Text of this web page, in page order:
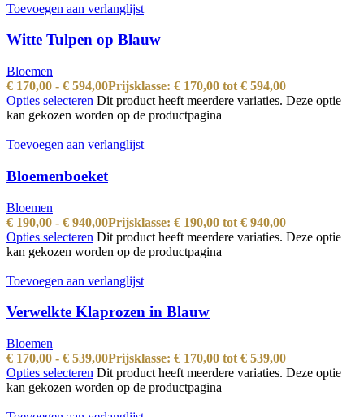
Toevoegen aan verlanglijst
Witte Tulpen op Blauw
Bloemen
€ 170,00 - € 594,00Prijsklasse: € 170,00 tot € 594,00
Opties selecteren Dit product heeft meerdere variaties. Deze optie
kan gekozen worden op de productpagina
Toevoegen aan verlanglijst
Bloemenboeket
Bloemen
€ 190,00 - € 940,00Prijsklasse: € 190,00 tot € 940,00
Opties selecteren Dit product heeft meerdere variaties. Deze optie
kan gekozen worden op de productpagina
Toevoegen aan verlanglijst
Verwelkte Klaprozen in Blauw
Bloemen
€ 170,00 - € 539,00Prijsklasse: € 170,00 tot € 539,00
Opties selecteren Dit product heeft meerdere variaties. Deze optie
kan gekozen worden op de productpagina